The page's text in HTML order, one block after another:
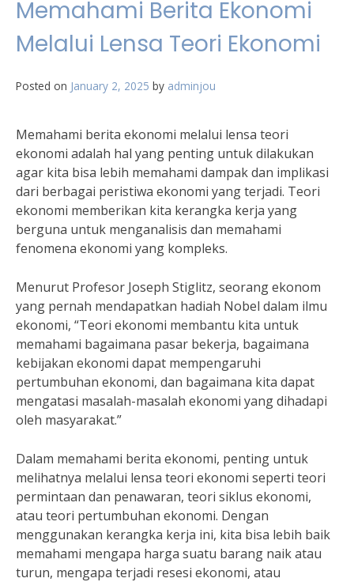
Memahami Berita Ekonomi
Melalui Lensa Teori Ekonomi
Posted on January 2, 2025 by adminjou
Memahami berita ekonomi melalui lensa teori
ekonomi adalah hal yang penting untuk dilakukan
agar kita bisa lebih memahami dampak dan implikasi
dari berbagai peristiwa ekonomi yang terjadi. Teori
ekonomi memberikan kita kerangka kerja yang
berguna untuk menganalisis dan memahami
fenomena ekonomi yang kompleks.
Menurut Profesor Joseph Stiglitz, seorang ekonom
yang pernah mendapatkan hadiah Nobel dalam ilmu
ekonomi, “Teori ekonomi membantu kita untuk
memahami bagaimana pasar bekerja, bagaimana
kebijakan ekonomi dapat mempengaruhi
pertumbuhan ekonomi, dan bagaimana kita dapat
mengatasi masalah-masalah ekonomi yang dihadapi
oleh masyarakat.”
Dalam memahami berita ekonomi, penting untuk
melihatnya melalui lensa teori ekonomi seperti teori
permintaan dan penawaran, teori siklus ekonomi,
atau teori pertumbuhan ekonomi. Dengan
menggunakan kerangka kerja ini, kita bisa lebih baik
memahami mengapa harga suatu barang naik atau
turun, mengapa terjadi resesi ekonomi, atau